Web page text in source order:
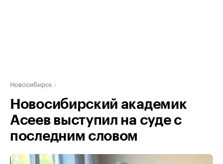
Новосибирск
Новосибирский академик
Асеев выступил на суде с
последним словом